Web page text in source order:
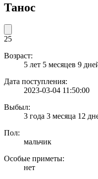
Танос
25
Возраст:
5 лет 5 месяцев 9
Дата поступления:
2023-03-04 11:50:00
Выбыл:
3 года 3 месяца 12
Пол:
мальчик
Особые приметы:
нет